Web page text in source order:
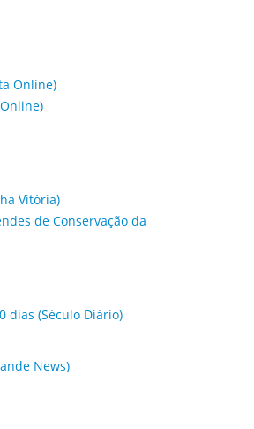
Online)
Vitória)
de Conservação da
dias (Século Diário)
News)